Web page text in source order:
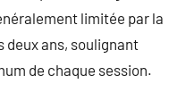
limitée par la
deux ans, soulignant
de chaque session.